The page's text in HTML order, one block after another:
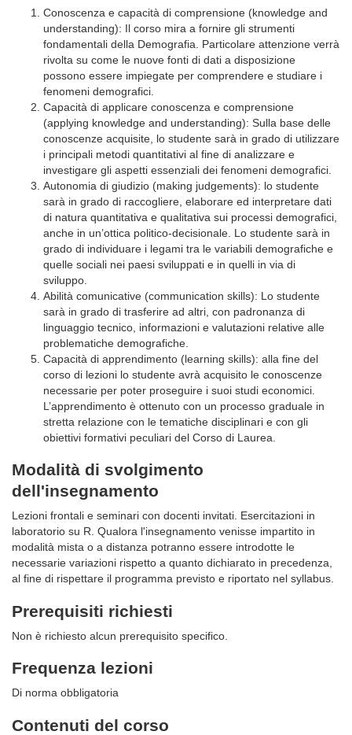
Conoscenza e capacità di comprensione (knowledge and
understanding): Il corso mira a fornire gli strumenti
fondamentali della Demografia. Particolare attenzione verrà
rivolta su come le nuove fonti di dati a disposizione
possono essere impiegate per comprendere e studiare i
fenomeni demografici.
Capacità di applicare conoscenza e comprensione
(applying knowledge and understanding): Sulla base delle
conoscenze acquisite, lo studente sarà in grado di utilizzare
i principali metodi quantitativi al fine di analizzare e
investigare gli aspetti essenziali dei fenomeni demografici.
Autonomia di giudizio (making judgements): lo studente
sarà in grado di raccogliere, elaborare ed interpretare dati
di natura quantitativa e qualitativa sui processi demografici,
anche in un’ottica politico-decisionale. Lo studente sarà in
grado di individuare i legami tra le variabili demografiche e
quelle sociali nei paesi sviluppati e in quelli in via di
sviluppo.
Abilità comunicative (communication skills): Lo studente
sarà in grado di trasferire ad altri, con padronanza di
linguaggio tecnico, informazioni e valutazioni relative alle
problematiche demografiche.
Capacità di apprendimento (learning skills): alla fine del
corso di lezioni lo studente avrà acquisito le conoscenze
necessarie per poter proseguire i suoi studi economici.
L’apprendimento è ottenuto con un processo graduale in
stretta relazione con le tematiche disciplinari e con gli
obiettivi formativi peculiari del Corso di Laurea.
Modalità di svolgimento
dell'insegnamento
Lezioni frontali e seminari con docenti invitati. Esercitazioni in
laboratorio su R. Qualora l'insegnamento venisse impartito in
modalità mista o a distanza potranno essere introdotte le
necessarie variazioni rispetto a quanto dichiarato in precedenza,
al fine di rispettare il programma previsto e riportato nel syllabus.
Prerequisiti richiesti
Non è richiesto alcun prerequisito specifico.
Frequenza lezioni
Di norma obbligatoria
Contenuti del corso